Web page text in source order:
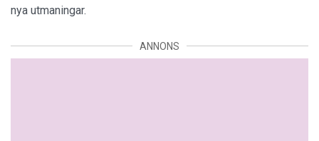
nya utmaningar.
ANNONS